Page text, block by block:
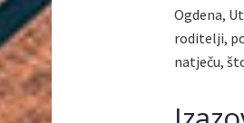
Ogdena,
roditelji,
natječu,